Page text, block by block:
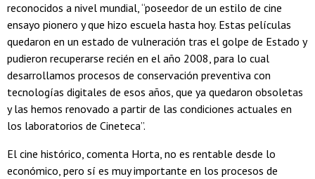
reconocidos a nivel mundial, “poseedor de un estilo de cine
ensayo pionero y que hizo escuela hasta hoy. Estas películas
quedaron en un estado de vulneración tras el golpe de Estado y
pudieron recuperarse recién en el año 2008, para lo cual
desarrollamos procesos de conservación preventiva con
tecnologías digitales de esos años, que ya quedaron obsoletas
y las hemos renovado a partir de las condiciones actuales en
los laboratorios de Cineteca”.
El cine histórico, comenta Horta, no es rentable desde lo
económico, pero sí es muy importante en los procesos de